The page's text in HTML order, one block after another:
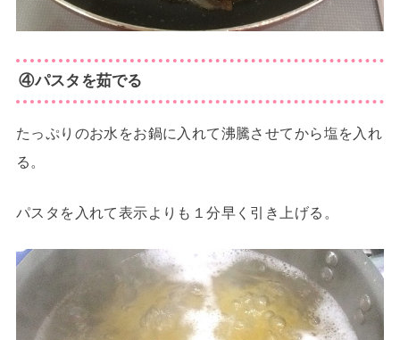
④パスタを茹でる
たっぷりのお水をお鍋に入れて沸騰させてから塩を入れ
る。
パスタを入れて表示よりも１分早く引き上げる。